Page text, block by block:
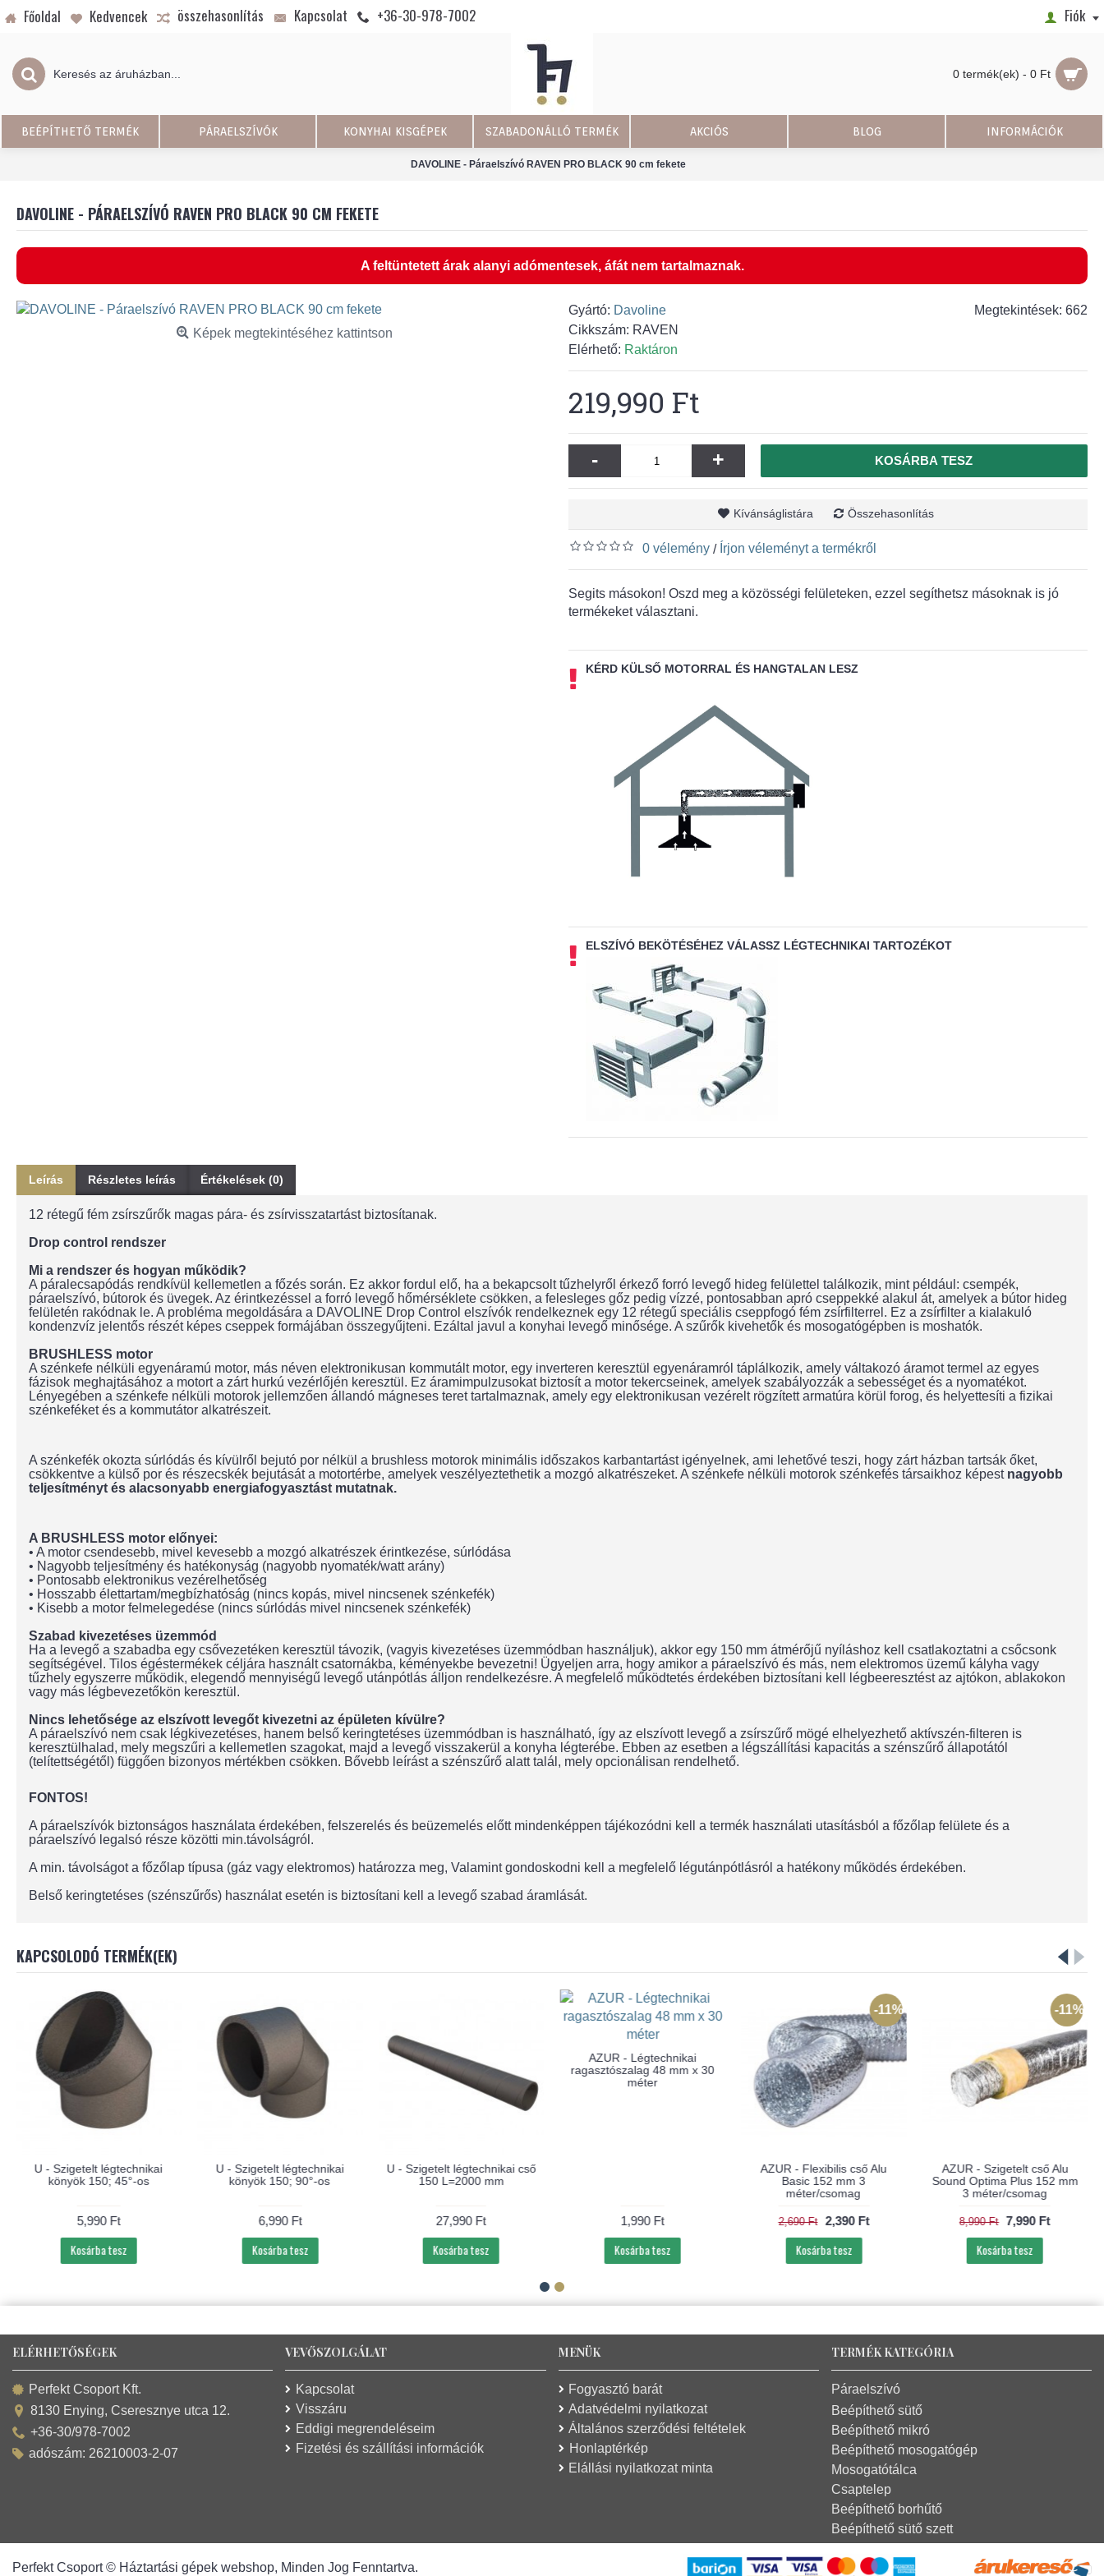
Főoldal Kedvencek összehasonlítás Kapcsolat +36-30-978-7002 Fiók
0 termék(ek) - 0 Ft
BEÉPÍTHETŐ TERMÉK PÁRAELSZÍVÓK KONYHAI KISGÉPEK SZABADONÁLLÓ TERMÉK AKCIÓS BLOG INFORMÁCIÓK
DAVOLINE - Páraelszívó RAVEN PRO BLACK 90 cm fekete
DAVOLINE - PÁRAELSZÍVÓ RAVEN PRO BLACK 90 CM FEKETE
A feltüntetett árak alanyi adómentesek, áfát nem tartalmaznak.
Képek megtekintéséhez kattintson
Megtekintések: 662
Gyártó: Davoline
Cikkszám: RAVEN
Elérhető: Raktáron
219,990 Ft
- + KOSÁRBA TESZ
Kívánságlistára Összehasonlítás
0 vélemény / Írjon véleményt a termékről
Segits másokon! Oszd meg a közösségi felületeken, ezzel segíthetsz másoknak is jó
termékeket választani.
KÉRD KÜLSŐ MOTORRAL ÉS HANGTALAN LESZ
ELSZÍVÓ BEKÖTÉSÉHEZ VÁLASSZ LÉGTECHNIKAI TARTOZÉKOT
Leírás Részletes leírás Értékelések (0)
12 rétegű fém zsírszűrők magas pára- és zsírvisszatartást biztosítanak.
Drop control rendszer
Mi a rendszer és hogyan működik?
A páralecsapódás rendkívül kellemetlen a főzés során. Ez akkor fordul elő, ha a bekapcsolt tűzhelyről érkező forró levegő hideg felülettel találkozik, mint például: csempék,
páraelszívó, bútorok és üvegek. Az érintkezéssel a forró levegő hőmérséklete csökken, a felesleges gőz pedig vízzé, pontosabban apró cseppekké alakul át, amelyek a bútor hideg
felületén rakódnak le. A probléma megoldására a DAVOLINE Drop Control elszívók rendelkeznek egy 12 rétegű speciális cseppfogó fém zsírfilterrel. Ez a zsírfilter a kialakuló
kondenzvíz jelentős részét képes cseppek formájában összegyűjteni. Ezáltal javul a konyhai levegő minősége. A szűrők kivehetők és mosogatógépben is moshatók.
BRUSHLESS motor
A szénkefe nélküli egyenáramú motor, más néven elektronikusan kommutált motor, egy inverteren keresztül egyenáramról táplálkozik, amely váltakozó áramot termel az egyes
fázisok meghajtásához a motort a zárt hurkú vezérlőjén keresztül. Ez áramimpulzusokat biztosít a motor tekercseinek, amelyek szabályozzák a sebességet és a nyomatékot.
Lényegében a szénkefe nélküli motorok jellemzően állandó mágneses teret tartalmaznak, amely egy elektronikusan vezérelt rögzített armatúra körül forog, és helyettesíti a fizikai
szénkeféket és a kommutátor alkatrészeit.
A szénkefék okozta súrlódás és kívülről bejutó por nélkül a brushless motorok minimális időszakos karbantartást igényelnek, ami lehetővé teszi, hogy zárt házban tartsák őket,
csökkentve a külső por és részecskék bejutását a motortérbe, amelyek veszélyeztethetik a mozgó alkatrészeket. A szénkefe nélküli motorok szénkefés társaikhoz képest nagyobb
teljesítményt és alacsonyabb energiafogyasztást mutatnak.
A BRUSHLESS motor előnyei:
• A motor csendesebb, mivel kevesebb a mozgó alkatrészek érintkezése, súrlódása
• Nagyobb teljesítmény és hatékonyság (nagyobb nyomaték/watt arány)
• Pontosabb elektronikus vezérelhetőség
• Hosszabb élettartam/megbízhatóság (nincs kopás, mivel nincsenek szénkefék)
• Kisebb a motor felmelegedése (nincs súrlódás mivel nincsenek szénkefék)
Szabad kivezetéses üzemmód
Ha a levegő a szabadba egy csővezetéken keresztül távozik, (vagyis kivezetéses üzemmódban használjuk), akkor egy 150 mm átmérőjű nyíláshoz kell csatlakoztatni a csőcsonk
segítségével. Tilos égéstermékek céljára használt csatornákba, kéményekbe bevezetni! Ügyeljen arra, hogy amikor a páraelszívó és más, nem elektromos üzemű kályha vagy
tűzhely egyszerre működik, elegendő mennyiségű levegő utánpótlás álljon rendelkezésre. A megfelelő működtetés érdekében biztosítani kell légbeeresztést az ajtókon, ablakokon
vagy más légbevezetőkön keresztül.
Nincs lehetősége az elszívott levegőt kivezetni az épületen kívülre?
A páraelszívó nem csak légkivezetéses, hanem belső keringtetéses üzemmódban is használható, így az elszívott levegő a zsírszűrő mögé elhelyezhető aktívszén-filteren is
keresztülhalad, mely megszűri a kellemetlen szagokat, majd a levegő visszakerül a konyha légterébe. Ebben az esetben a légszállítási kapacitás a szénszűrő állapotától
(telítettségétől) függően bizonyos mértékben csökken. Bővebb leírást a szénszűrő alatt talál, mely opcionálisan rendelhető.
FONTOS!
A páraelszívók biztonságos használata érdekében, felszerelés és beüzemelés előtt mindenképpen tájékozódni kell a termék használati utasításból a főzőlap felülete és a
páraelszívó legalsó része közötti min.távolságról.
A min. távolságot a főzőlap típusa (gáz vagy elektromos) határozza meg, Valamint gondoskodni kell a megfelelő légutánpótlásról a hatékony működés érdekében.
Belső keringtetéses (szénszűrős) használat esetén is biztosítani kell a levegő szabad áramlását.
KAPCSOLODÓ TERMÉK(EK)
U - Szigetelt légtechnikai
könyök 150; 45°-os
5,990 Ft
Kosárba tesz
U - Szigetelt légtechnikai
könyök 150; 90°-os
6,990 Ft
Kosárba tesz
U - Szigetelt légtechnikai cső
150 L=2000 mm
27,990 Ft
Kosárba tesz
AZUR - Légtechnikai
ragasztószalag 48 mm x 30
méter
1,990 Ft
Kosárba tesz
-11%
AZUR - Flexibilis cső Alu
Basic 152 mm 3
méter/csomag
2,690 Ft 2,390 Ft
Kosárba tesz
-11%
AZUR - Szigetelt cső Alu
Sound Optima Plus 152 mm
3 méter/csomag
8,990 Ft 7,990 Ft
Kosárba tesz
ELÉRHETŐSÉGEK
Perfekt Csoport Kft.
8130 Enying, Cseresznye utca 12.
+36-30/978-7002
adószám: 26210003-2-07
VEVŐSZOLGÁLAT
Kapcsolat
Visszáru
Eddigi megrendeléseim
Fizetési és szállítási információk
MENÜK
Fogyasztó barát
Adatvédelmi nyilatkozat
Általános szerződési feltételek
Honlaptérkép
Elállási nyilatkozat minta
TERMÉK KATEGÓRIA
Páraelszívó
Beépíthető sütő
Beépíthető mikró
Beépíthető mosogatógép
Mosogatótálca
Csaptelep
Beépíthető borhűtő
Beépíthető sütő szett
Perfekt Csoport © Háztartási gépek webshop, Minden Jog Fenntartva.